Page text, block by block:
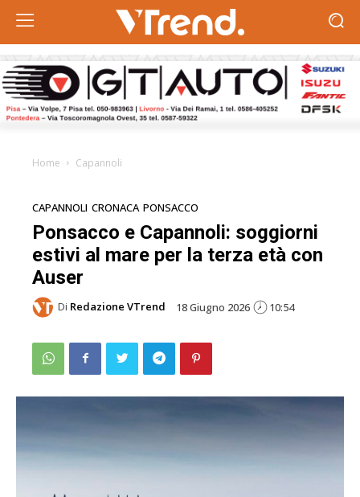
Home Capannoli
CAPANNOLI CRONACA PONSACCO
Ponsacco e Capannoli: soggiorni
estivi al mare per la terza età con
Auser
Di Redazione VTrend 18 Giugno 2026 10:54